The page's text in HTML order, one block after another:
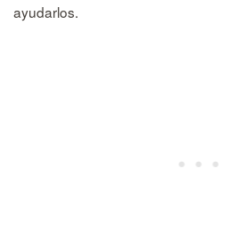
ayudarlos.